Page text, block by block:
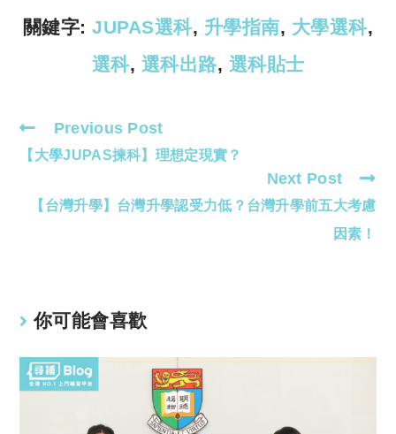
k
p
關鍵字:JUPAS選科, 升學指南, 大學選科,
選科, 選科出路, 選科貼士
Read
more
Previous Post
【大學JUPAS揀科】理想定現實？
Next Post
【台灣升學】台灣升學認受力低？台灣升學前五大考慮
因素！
你可能會喜歡